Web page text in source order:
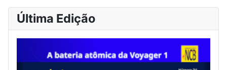
Última Edição